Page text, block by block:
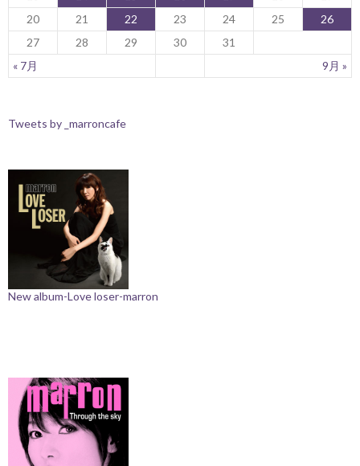
« 7月 9月 »
20
21 22 23 24 25
26
27
28 29 30 31
Tweets by _marroncafe
New album-Love loser-marron